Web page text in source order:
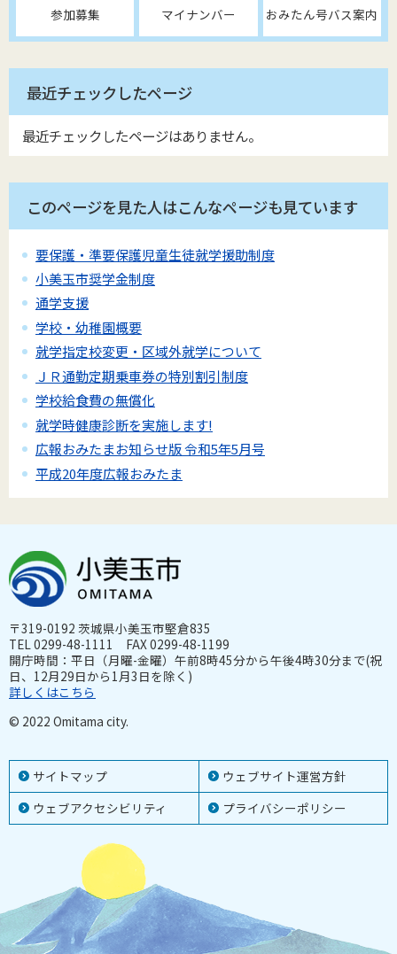
参加募集 マイナンバー おみたん号バス案内
最近チェックしたページ
最近チェックしたページはありません。
このページを見た人はこんなページも見ています
要保護・準要保護児童生徒就学援助制度
小美玉市奨学金制度
通学支援
学校・幼稚園概要
就学指定校変更・区域外就学について
ＪＲ通勤定期乗車券の特別割引制度
学校給食費の無償化
就学時健康診断を実施します!
広報おみたまお知らせ版 令和5年5月号
平成20年度広報おみたま
サイトマップ
ウェブサイト運営方針
ウェブアクセシビリティ
プライバシーポリシー
〒319-0192 茨城県小美玉市堅倉835
TEL 0299-48-1111 FAX 0299-48-1199
開庁時間：平日（月曜-金曜）午前8時45分から午後4時30分まで(祝
日、12月29日から1月3日を除く)
詳しくはこちら
© 2022 Omitama city.